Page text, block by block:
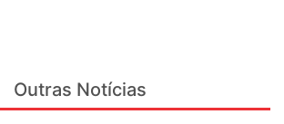
Outras Notícias